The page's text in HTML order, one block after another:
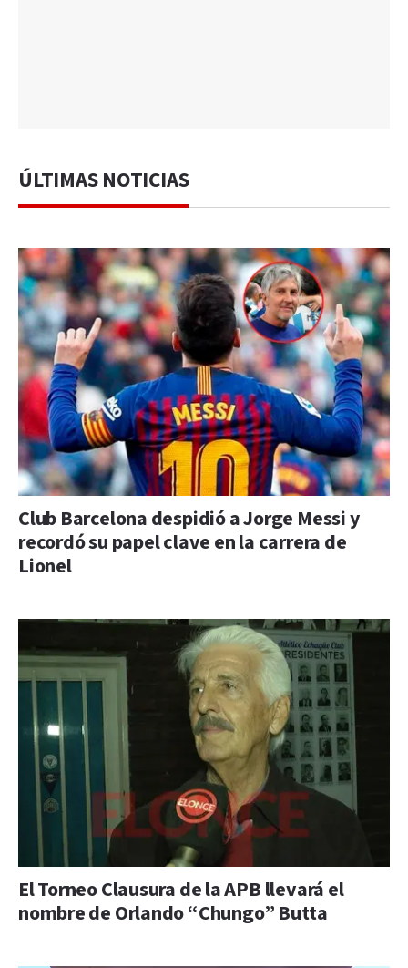
ÚLTIMAS NOTICIAS
Club Barcelona despidió a Jorge Messi y
recordó su papel clave en la carrera de
Lionel
El Torneo Clausura de la APB llevará el
nombre de Orlando “Chungo” Butta